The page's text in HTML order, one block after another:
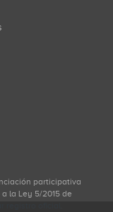
participativa
la Ley 5/2015 de